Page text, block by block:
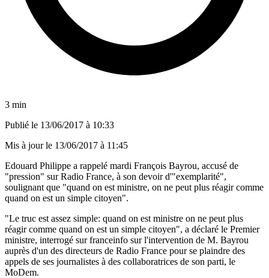
3 min
Publié le 13/06/2017 à 10:33
Mis à jour le 13/06/2017 à 11:45
Edouard Philippe a rappelé mardi François Bayrou, accusé de
"pression" sur Radio France, à son devoir d'"exemplarité",
soulignant que "quand on est ministre, on ne peut plus réagir comme
quand on est un simple citoyen".
"Le truc est assez simple: quand on est ministre on ne peut plus
réagir comme quand on est un simple citoyen", a déclaré le Premier
ministre, interrogé sur franceinfo sur l'intervention de M. Bayrou
auprès d'un des directeurs de Radio France pour se plaindre des
appels de ses journalistes à des collaboratrices de son parti, le
MoDem.